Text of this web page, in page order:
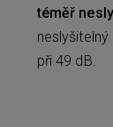
téměř
při 49 dB.